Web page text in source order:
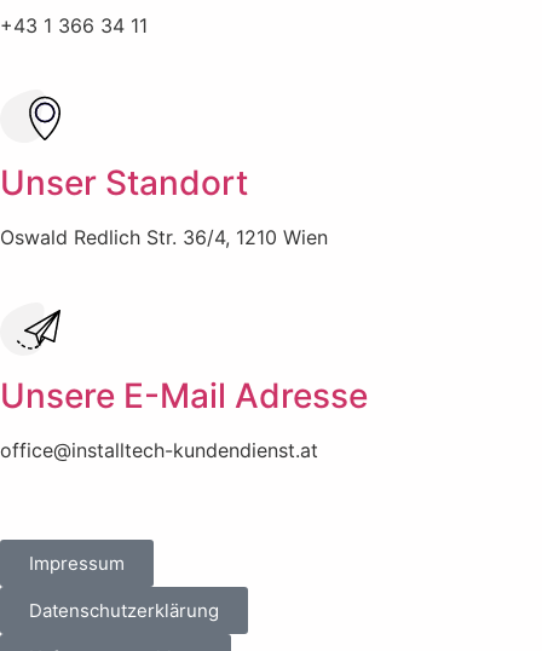
+43 1 366 34 11
Unser Standort
Oswald Redlich Str. 36/4, 1210 Wien
Unsere E-Mail Adresse
office@installtech-kundendienst.at
Impressum
Datenschutzerklärung